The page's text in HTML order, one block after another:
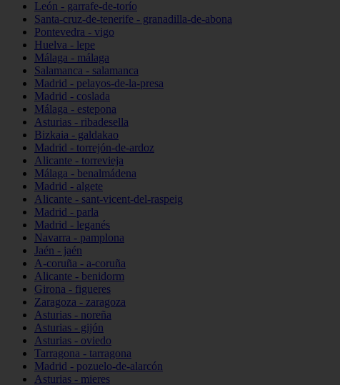
León - garrafe-de-torío
Santa-cruz-de-tenerife - granadilla-de-abona
Pontevedra - vigo
Huelva - lepe
Málaga - málaga
Salamanca - salamanca
Madrid - pelayos-de-la-presa
Madrid - coslada
Málaga - estepona
Asturias - ribadesella
Bizkaia - galdakao
Madrid - torrejón-de-ardoz
Alicante - torrevieja
Málaga - benalmádena
Madrid - algete
Alicante - sant-vicent-del-raspeig
Madrid - parla
Madrid - leganés
Navarra - pamplona
Jaén - jaén
A-coruña - a-coruña
Alicante - benidorm
Girona - figueres
Zaragoza - zaragoza
Asturias - noreña
Asturias - gijón
Asturias - oviedo
Tarragona - tarragona
Madrid - pozuelo-de-alarcón
Asturias - mieres